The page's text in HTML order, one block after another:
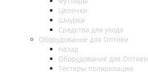
Цепочки
Шнурки
Средства для ухода
Оборудование для Оптики
Назад
Оборудование для Оптики
Тестеры поляризации